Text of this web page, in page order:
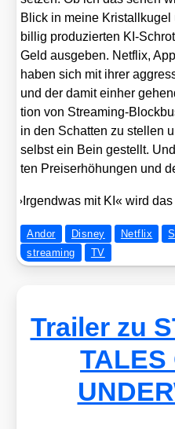
Blick in mei­ne
bil­lig pro­du­zier­ten KI-
Geld aus­ge­ben. Net­flix,
haben sich mit ihrer
und der damit ein­her
ti­on von Strea­ming-
in den Schat­ten zu stel­len
selbst ein Bein gestellt.
ten Preis­er­hö­hun­gen und
» Irgend­was mit KI« wird
Andor Disney Netflix
streaming
TV
Trailer zu
TALES